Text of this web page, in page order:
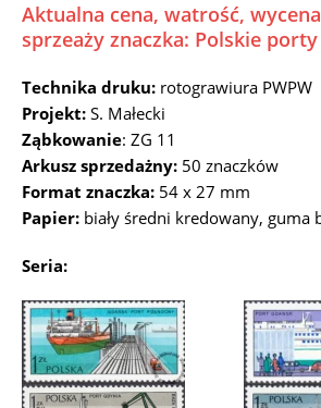
Aktualna cena, watrość,
sprzeaży znaczka: Polskie porty
Technika druku: rotograwiura PWPW
Projekt: S. Małecki
Ząbkowanie: ZG 11
Arkusz sprzedażny: 50 znaczków
Format znaczka: 54 x 27 mm
Papier: biały średni kredowany, guma
Seria: